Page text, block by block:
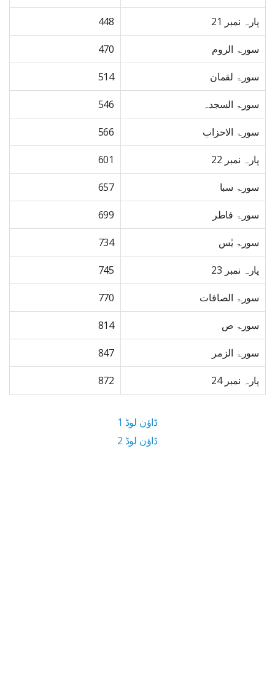
پارہ نمبر 21 448
سورۃ الروم 470
سورۃ لقمان 514
سورۃ السجدہ 546
سورۃ الاحزاب 566
پارہ نمبر 22 601
سورۃ سبا 657
سورۃ فاطر 699
سورۃ یٰس 734
پارہ نمبر 23 745
سورۃ الصافات 770
سورۃ ص 814
سورۃ الزمر 847
پارہ نمبر 24 872
ڈاؤن لوڈ 1
ڈاؤن لوڈ 2